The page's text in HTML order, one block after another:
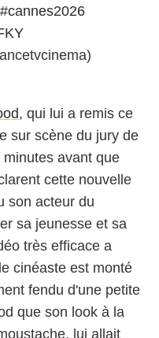
#cannes2026
, qui lui a remis ce
sur scène du jury de
avant que
cette nouvelle
son acteur du
sa jeunesse et sa
très efficace a
cinéaste est monté
fendu d'une petite
que son look à la
lui allait